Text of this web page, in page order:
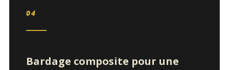
04
Bardage composite pour une